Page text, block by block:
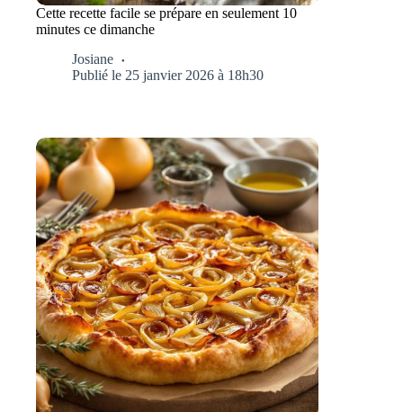
Cette recette facile se prépare en seulement 10
minutes ce dimanche
Josiane
Publié le 25 janvier 2026 à 18h30